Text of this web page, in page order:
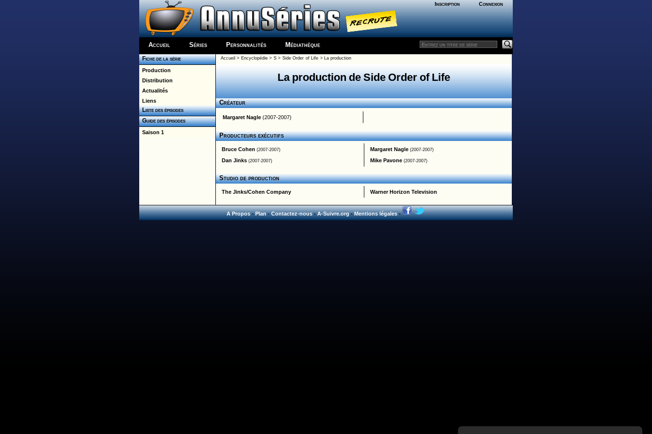
Inscription Connexion
Accueil Séries Personnalités Médiathèque
Fiche de la série
Production
Distribution
Actualités
Liens
Liste des épisodes
Guide des épisodes
Saison 1
Accueil > Encyclopédie> S> Side Order of Life > La production
La production de Side Order of Life
Créateur
Margaret Nagle (2007-2007)
Producteurs exécutifs
Bruce Cohen (2007-2007)
Dan Jinks (2007-2007)
Margaret Nagle (2007-2007)
Mike Pavone (2007-2007)
Studio de production
The Jinks/Cohen Company Warner Horizon Television
A Propos-Plan-Contactez-nous-A-Suivre.org-Mentions légales-